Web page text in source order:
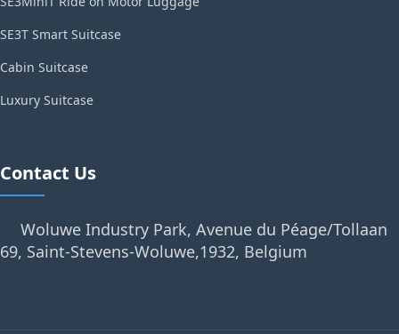
SE3T Smart Suitcase
Cabin Suitcase
Luxury Suitcase
Contact Us
Woluwe Industry Park, Avenue du Péage/Tollaan
69, Saint-Stevens-Woluwe,1932, Belgium